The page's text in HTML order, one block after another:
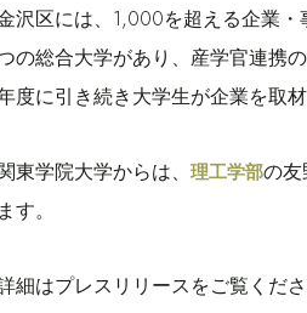
沢区には、1,000を超える企業・
の総合大学があり、産学官連携
度に引き続き大学生が企業を取
東学院大学からは、 理工学部の
ます。
細はプレスリリースをご覧くださ